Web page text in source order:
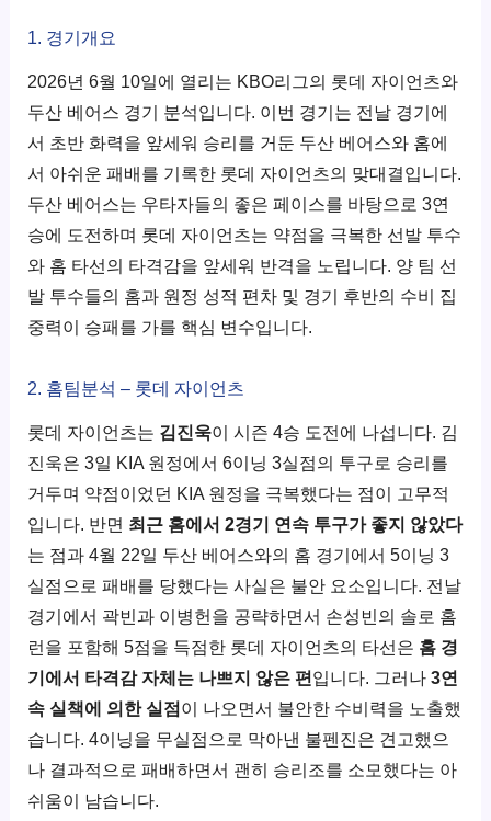
1. 경기개요
2026년 6월 10일에 열리는 KBO리그의 롯데 자이언츠와
두산 베어스 경기 분석입니다. 이번 경기는 전날 경기에
서 초반 화력을 앞세워 승리를 거둔 두산 베어스와 홈에
서 아쉬운 패배를 기록한 롯데 자이언츠의 맞대결입니다.
두산 베어스는 우타자들의 좋은 페이스를 바탕으로 3연
승에 도전하며 롯데 자이언츠는 약점을 극복한 선발 투수
와 홈 타선의 타격감을 앞세워 반격을 노립니다. 양 팀 선
발 투수들의 홈과 원정 성적 편차 및 경기 후반의 수비 집
중력이 승패를 가를 핵심 변수입니다.
2. 홈팀분석 – 롯데 자이언츠
롯데 자이언츠는 김진욱이 시즌 4승 도전에 나섭니다. 김
진욱은 3일 KIA 원정에서 6이닝 3실점의 투구로 승리를
거두며 약점이었던 KIA 원정을 극복했다는 점이 고무적
입니다. 반면 최근 홈에서 2경기 연속 투구가 좋지 않았다
는 점과 4월 22일 두산 베어스와의 홈 경기에서 5이닝 3
실점으로 패배를 당했다는 사실은 불안 요소입니다. 전날
경기에서 곽빈과 이병헌을 공략하면서 손성빈의 솔로 홈
런을 포함해 5점을 득점한 롯데 자이언츠의 타선은 홈 경
기에서 타격감 자체는 나쁘지 않은 편입니다. 그러나3연
속 실책에 의한 실점이 나오면서 불안한 수비력을 노출했
습니다. 4이닝을 무실점으로 막아낸 불펜진은 견고했으
나 결과적으로 패배하면서 괜히 승리조를 소모했다는 아
쉬움이 남습니다.